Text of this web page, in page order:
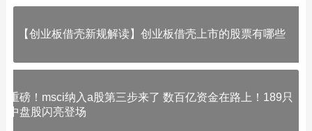
【创业板借壳新规解读】创业板借壳上市的股票有哪些
重磅！msci纳入a股第三步来了 数百亿资金在路上！189只
中盘股闪亮登场